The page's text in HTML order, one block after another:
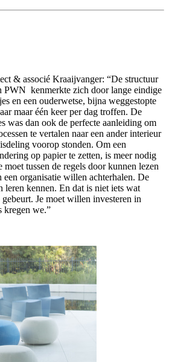
& associé Kraaijvanger: “De structuur
PWN kenmerkte zich door lange eindige
en een ouderwetse, bijna weggestopte
maar één keer per dag troffen. De
was dan ook de perfecte aanleiding om
te vertalen naar een ander interieur
voorop stonden. Om een
op papier te zetten, is meer nodig
moet tussen de regels door kunnen lezen
organisatie willen achterhalen. De
kennen. En dat is niet iets wat
gebeurt. Je moet willen investeren in
kregen we.”